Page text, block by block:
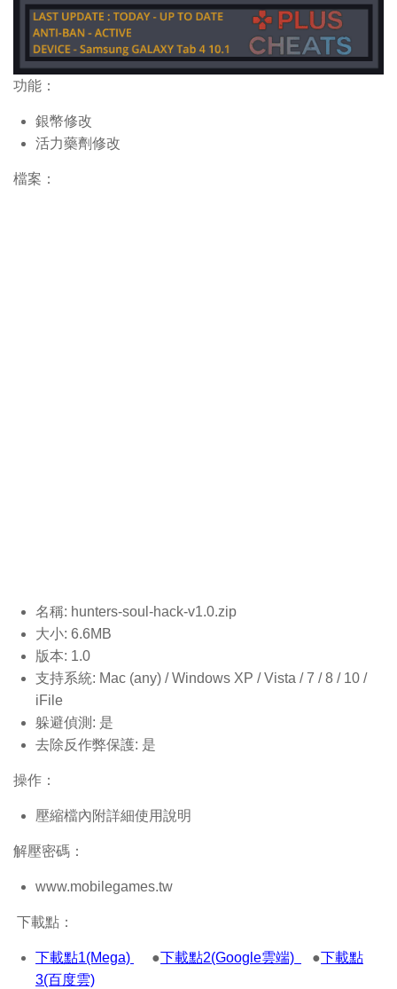
功能：
銀幣修改
活力藥劑修改
檔案：
名稱: hunters-soul-hack-v1.0.zip
大小: 6.6MB
版本: 1.0
支持系統: Mac (any) / Windows XP / Vista / 7 / 8 / 10 /
iFile
躲避偵測: 是
去除反作弊保護: 是
操作：
壓縮檔內附詳細使用說明
解壓密碼：
www.mobilegames.tw
下載點：
下載點1(Mega) ●下載點2(Google雲端) ●下載點
3(百度雲)